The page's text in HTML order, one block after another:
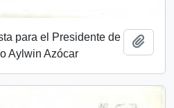
para el Presidente de
Aylwin Azócar